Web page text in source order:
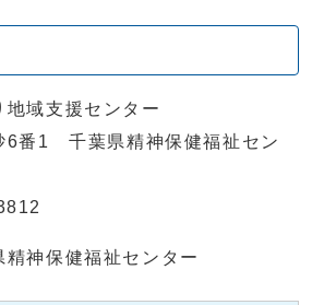
域支援センター
6番1 千葉県精神保健福祉セン
神保健福祉センター